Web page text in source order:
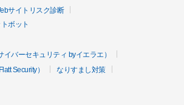
サイトリスク診断
ボット
バーセキュリティ byイエラエ）
Security）
なりすまし対策